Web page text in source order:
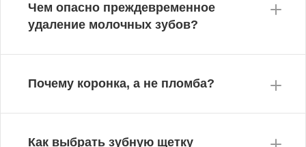
Чем опасно преждевременное
удаление молочных зубов?
Почему коронка, а не пломба?
Как выбрать зубную щетку